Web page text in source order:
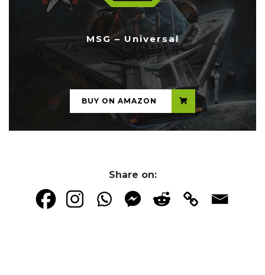
MSG – Universal
...
BUY ON AMAZON
Share on: